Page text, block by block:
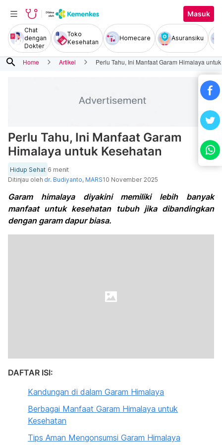
Masuk
Chat
dengan
Dokter
Toko
Kesehatan
Homecare Asuransiku
search Home Artikel Perlu Tahu, Ini Manfaat Garam Himalaya
Perlu Tahu, Ini Manfaat Garam
Himalaya untuk Kesehatan
Hidup Sehat 6 menit
Ditinjau oleh dr. Budiyanto, MARS10 November 2025
Garam himalaya diyakini memiliki lebih banyak
manfaat untuk kesehatan tubuh jika dibandingkan
dengan garam dapur biasa.
DAFTAR ISI:
Kandungan di dalam Garam Himalaya
Berbagai Manfaat Garam Himalaya untuk
Kesehatan
Tips Aman Mengonsumsi Garam Himalaya